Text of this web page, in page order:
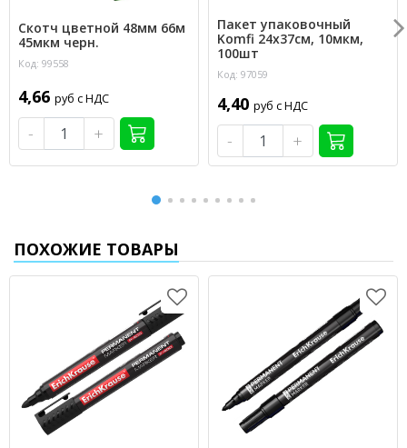
Скотч цветной 48мм 66м
45мкм черн.
Код: 99558
4,66 руб с НДС
- +
Пакет упаковочный
Komfi 24х37см, 10мкм,
100шт
Код: 97059
4,40 руб с НДС
- +
ПОХОЖИЕ ТОВАРЫ